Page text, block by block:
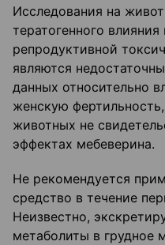
Исследования на
тератогенного
репродуктивной
являются
данных относительно
женскую
животных не
эффектах мебеверина.
Не рекомендуется
средство в течение
Неизвестно,
метаболиты в грудное